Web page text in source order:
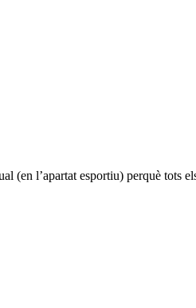
l’apartat esportiu) perquè tots